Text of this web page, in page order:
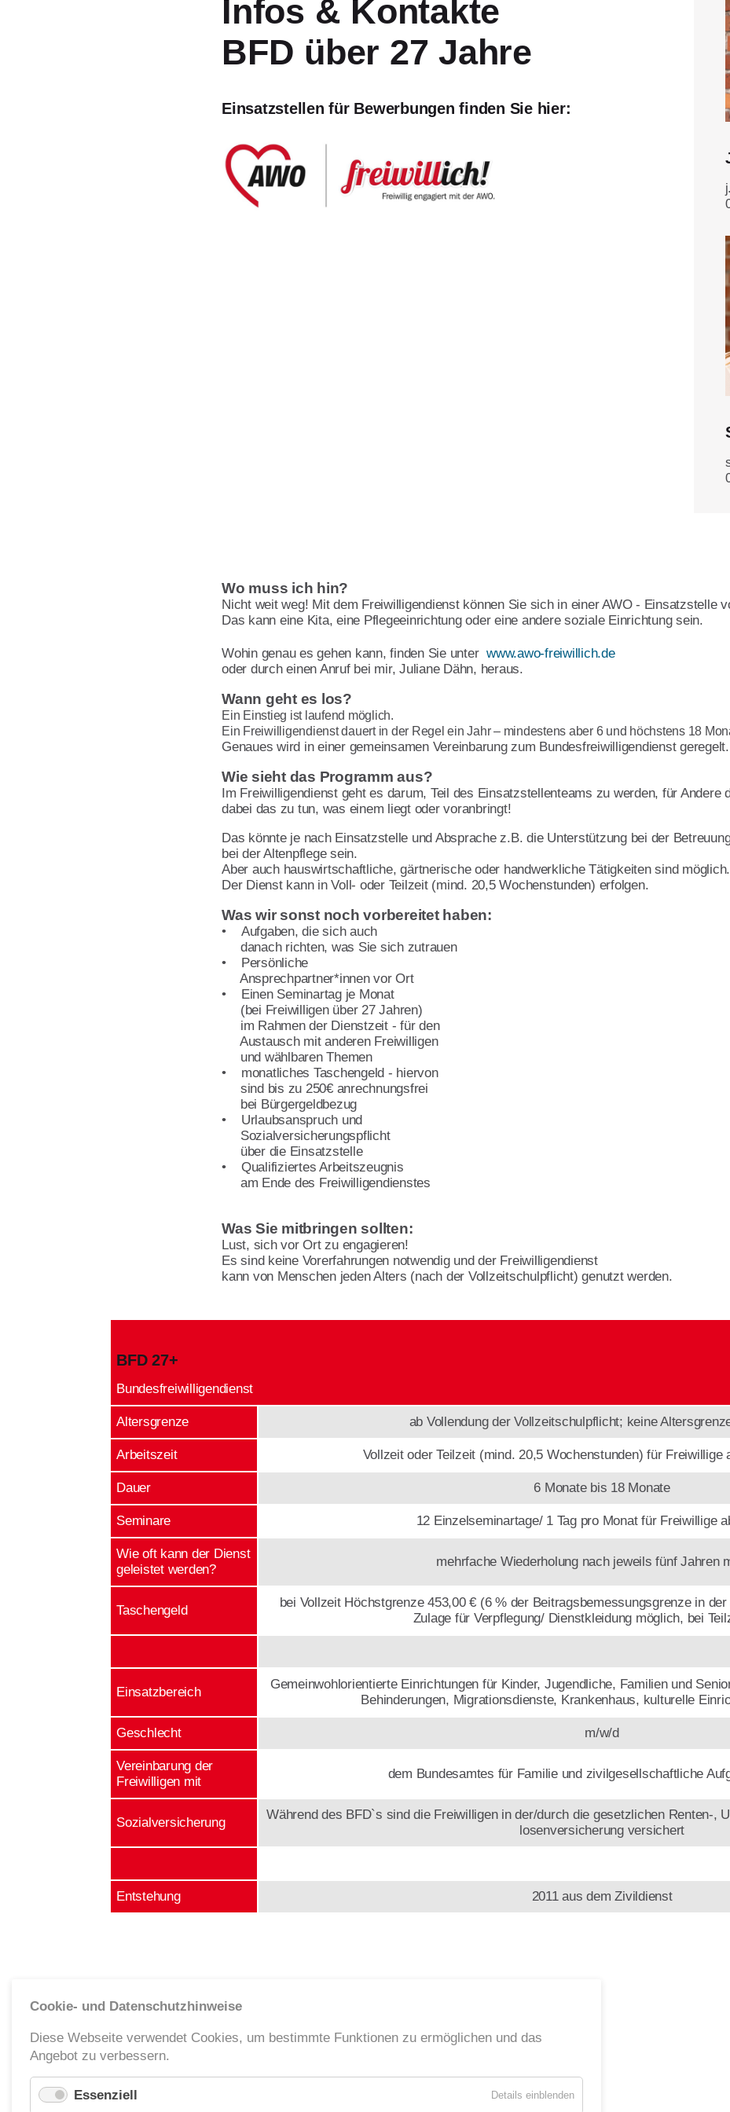
Leitbild
Statut & Satzung AWO Bundesverband
Beschlüsse Landeskonferenzen
Infos & Kontakte
BFD über 27 Jahre
Einsatzstellenfür Bewerbungenfinden Sie hier:
Wo muss ich hin?
Nicht weit weg! Mit dem Freiwilligendienst können Sie sich in einer AWO - Einsatzstelle
Das kann eine Kita, eine Pflegeeinrichtung oder eine andere soziale Einrichtung sein.
Wohin genau es gehen kann, finden Sie unter www.awo-freiwillich.de
oder durch einen Anruf bei mir, Juliane Dähn, heraus.
Wann geht es los?
Ein Einstieg ist laufend möglich.
Ein Freiwilligendienst dauert in der Regel ein Jahr – mindestens aber 6 und höchstens 18
Genaues wird in einer gemeinsamen Vereinbarung zum Bundesfreiwilligendienst geregelt.
Wie sieht das Programm aus?
Im Freiwilligendienst geht es darum, Teil des Einsatzstellenteams zu werden, für Andere
dabei das zu tun, was einem liegt oder voranbringt!
Das könnte je nach Einsatzstelle und Absprache z.B. die Unterstützung bei der
bei der Altenpflege sein.
Aber auch hauswirtschaftliche, gärtnerische oder handwerkliche Tätigkeiten sind möglich.
Der Dienst kann in Voll- oder Teilzeit (mind. 20,5 Wochenstunden) erfolgen.
Was wir sonst noch vorbereitet haben:
• Aufgaben, die sich auch
danach richten, was Sie sich zutrauen
• Persönliche
Ansprechpartner*innen vor Ort
• Einen Seminartag je Monat
(bei Freiwilligen über 27 Jahren)
im Rahmen der Dienstzeit - für den
Austausch mit anderen Freiwilligen
und wählbaren Themen
• monatliches Taschengeld - hiervon
sind bis zu 250€ anrechnungsfrei
bei Bürgergeldbezug
• Urlaubsanspruch und
Sozialversicherungspflicht
über die Einsatzstelle
• Qualifiziertes Arbeitszeugnis
am Ende des Freiwilligendienstes
Was Sie mitbringen sollten:
Lust, sich vor Ort zu engagieren!
Es sind keine Vorerfahrungen notwendig und der Freiwilligendienst
kann von Menschen jeden Alters (nach der Vollzeitschulpflicht) genutzt werden.
BFD 27+
Bundes­freiwilligen­dienst
Altersgrenze ab Vollend­ung der Voll­zeit­schul­pflicht; keine
Arbeitszeit Vollzeit oder Teilzeit (mind. 20,5 Wochen­stunden) für Freiwillige
Dauer 6 Monate bis 18 Monate
Seminare 12 Einzel­seminar­tage/ 1 Tag pro Monat für Freiwillige
Wie oft kann der Dienst
geleistet werden?
mehrfache Wieder­holung nach jeweils fünf Jahren
Taschengeld
bei Vollzeit Höchst­grenze 453,00 € (6 % der Beitrags­bemess­ungs­grenze in
Zulage für Verpfleg­ung/ Dienst­kleid­ung möglich, bei
Einsatz­bereich
Gemein­wohl­orien­tierte Einricht­ungen für Kinder, Jugend­liche, Familien und
Behinder­ungen, Migrations­dienste, Kranken­haus, kulturelle
Geschlecht m/w/d
Verein­barung der
Freiwilligen mit
dem Bundesamtes für Familie und zivil­gesell­schaft­liche
Sozial­versich­erung
Während des BFD`s sind die Freiwilligen in der/durch die gesetz­lichen Renten-,
losen­ver­sich­er­ung versichert
Entstehung 2011 aus dem Zivil­dienst
Cookie- und Datenschutzhinweise
Diese Webseite verwendet Cookies, um bestimmte Funktionen zu ermöglichen und das
Angebot zu verbessern.
Essenziell Details einblendenfür